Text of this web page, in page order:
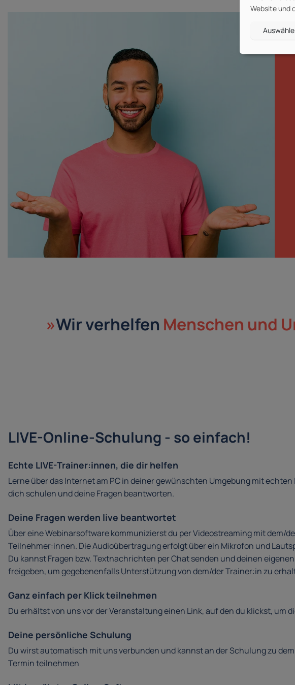
»Wir verhelfen Menschen und
LIVE-Online-Schulung - so einfach!
Echte LIVE-Trainer:innen, die dir helfen
Lerne über das Internet am PC in deiner gewünschten Umgebung mit
dich schulen und deine Fragen beantworten.
Deine Fragen werden live beantwortet
Über eine Webinarsoftware kommunizierst du per Videostreaming mit dem/
Teilnehmer:innen. Die Audioübertragung erfolgt über ein Mikrofon und
Du kannst Fragen bzw. Textnachrichten per Chat senden und deinen
freigeben, um gegebenenfalls Unterstützung von dem/der Trainer:in zu
Ganz einfach per Klick teilnehmen
Du erhältst von uns vor der Veranstaltung einen Link, auf den du klickst, um
Deine persönliche Schulung
Du wirst automatisch mit uns verbunden und kannst an der Schulung zu
Termin teilnehmen
Website und